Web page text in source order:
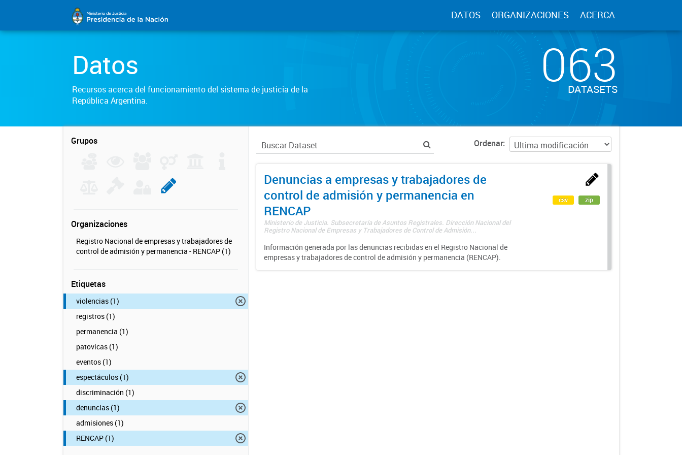
DATOS ORGANIZACIONES ACERCA
Datos
Recursos acerca del funcionamiento del sistema de justicia de la
República Argentina.
063
DATASETS
Grupos
Organizaciones
Registro Nacional de empresas y trabajadores de
control de admisión y permanencia - RENCAP (1)
Etiquetas
violencias (1)
registros (1)
permanencia (1)
patovicas (1)
eventos (1)
espectáculos (1)
discriminación (1)
denuncias (1)
admisiones (1)
RENCAP (1)
Ordenar
Denuncias a empresas y trabajadores de
control de admisión y permanencia en
RENCAP
Ministerio de Justicia. Subsecretaría de Asuntos Registrales. Dirección Nacional del
Registro Nacional de Empresas y Trabajadores de Control de Admisión...
Información generada por las denuncias recibidas en el Registro Nacional de
empresas y trabajadores de control de admisión y permanencia (RENCAP).
csv zip